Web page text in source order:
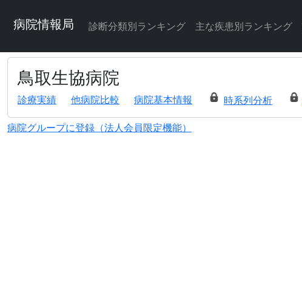
病院情報局 診断分類別ランキング 主な疾患別ランキング
鳥取生協病院
診療実績 他病院比較 病院基本情報 時系列分析
病院グループに登録（法人会員限定機能）